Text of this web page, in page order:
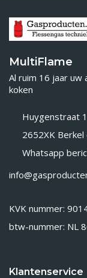
MultiFlame
Al ruim 16 jaar
koken
Huygenstraat
2652XK
Whatsapp
KVK nummer:
btw-nummer: NL
Klantenservice